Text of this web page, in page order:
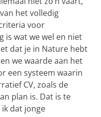
het volledig
voor
is wat we wel en niet
dat je in Nature hebt
we waarde aan het
een systeem waarin
CV, zoals de
plan is. Dat is te
dat jonge